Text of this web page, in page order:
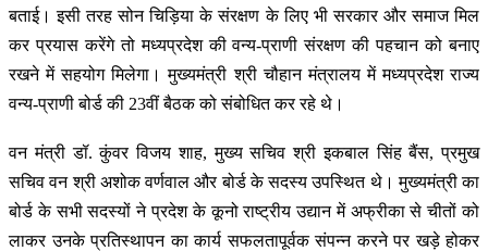
बताई। इसी तरह सोन चिड़िया के संरक्षण के लिए भी सरकार और समाज मिल
कर प्रयास करेंगे तो मध्यप्रदेश की वन्य-प्राणी संरक्षण की पहचान को बनाए
रखने में सहयोग मिलेगा। मुख्यमंत्री श्री चौहान मंत्रालय में मध्यप्रदेश राज्य
वन्य-प्राणी बोर्ड की 23वीं बैठक को संबोधित कर रहे थे।
वन मंत्री डॉ. कुंवर विजय शाह, मुख्य सचिव श्री इकबाल सिंह बैंस, प्रमुख
सचिव वन श्री अशोक वर्णवाल और बोर्ड के सदस्य उपस्थित थे। मुख्यमंत्री का
बोर्ड के सभी सदस्यों ने प्रदेश के कूनो राष्ट्रीय उद्यान में अफ्रीका से चीतों को
लाकर उनके प्रतिस्थापन का कार्य सफलतापूर्वक संपन्न करने पर खड़े होकर